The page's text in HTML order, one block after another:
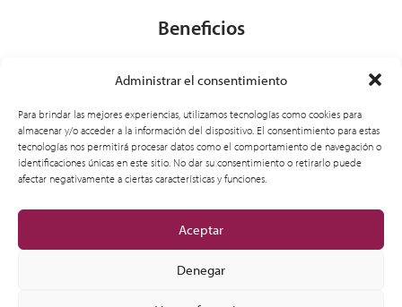
Administrar el consentimiento
Para brindar las mejores experiencias, utilizamos tecnologías como cookies para
almacenar y/o acceder a la información del dispositivo. El consentimiento para estas
tecnologías nos permitirá procesar datos como el comportamiento de navegación o
identificaciones únicas en este sitio. No dar su consentimiento o retirarlo puede
afectar negativamente a ciertas características y funciones.
Aceptar
Denegar
Beneficios
General